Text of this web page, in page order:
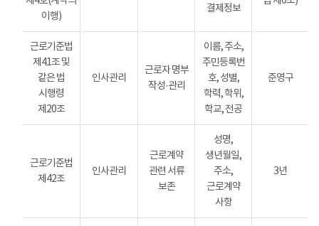
이행)
결제정보
근로기준법
제41조 및
같은 법
시행령
제20조
인사관리
근로자 명부
작성·관리
이름, 주소,
주민등록번
호, 성별,
학력, 학위,
학교, 전공
준영구
근로기준법
제42조
인사관리
근로계약
관련 서류
보존
성명,
생년월일,
주소,
근로계약
사항
3년